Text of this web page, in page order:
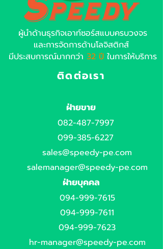
ผู้นำด้านธุรกิจเอาท์ซอร์สแบบครบวงจร
และการจัดการด้านโลจิสติกส์
มีประสบการณ์มากกว่า 32 ปีในการให้บริการ
ติดต่อเรา
ฝ่ายขาย
082-487-7997
099-385-6227
sales@speedy-pe.com
salemanager@speedy-pe.com
ฝ่ายบุคคล
094-999-7615
094-999-7611
094-999-7623
hr-manager@speedy-pe.com